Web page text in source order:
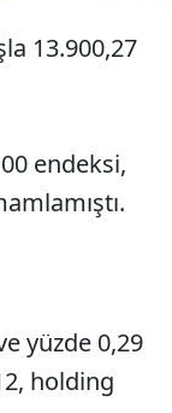
13.900,27
endeksi,
yüzde 0,29
holding